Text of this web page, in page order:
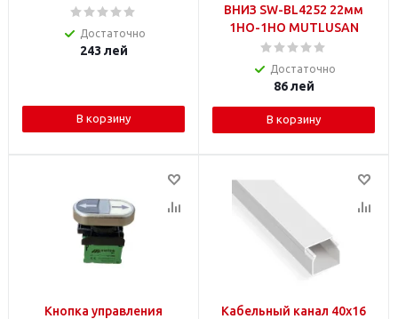
Достаточно
243 лей
В корзину
ВНИЗ SW-BL4252 22мм
1НO-1НO MUTLUSAN
Достаточно
86лей
В корзину
Кнопка управления
Кабельный канал 40х16